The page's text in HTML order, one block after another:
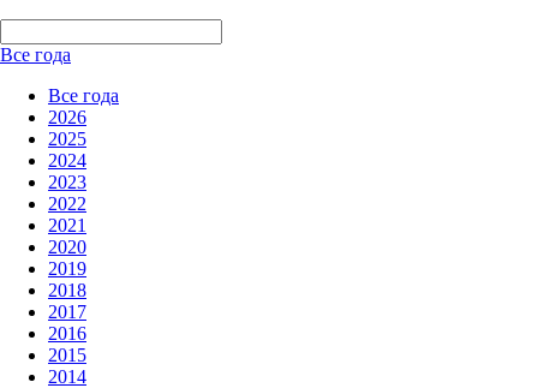
Все года
Все года
2026
2025
2024
2023
2022
2021
2020
2019
2018
2017
2016
2015
2014